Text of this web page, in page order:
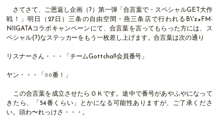
さてさて、ご恩返し企画（?）第一弾「合言葉で・スペシャルGET大作
戦！」明日（27日）三条の自由空間・燕三条店で行われるB\'z×FM-
NIIGATAコラボキャンペーンにて、合言葉を言ってもらった方には、ス
ペシャル(?)なステッカーをもう一枚差し上げます。合言葉は次の通り
リスナーさん・・・「チームGottcha!!会員番号」
ヤン・・・「○○番！」
この合言葉を成立させたらＯＫです。途中で番号があやふやになって
きたら、「54番くらい」とかになる可能性ありますが、ご了承くださ
い。頭わ〜れっけさ・・・。